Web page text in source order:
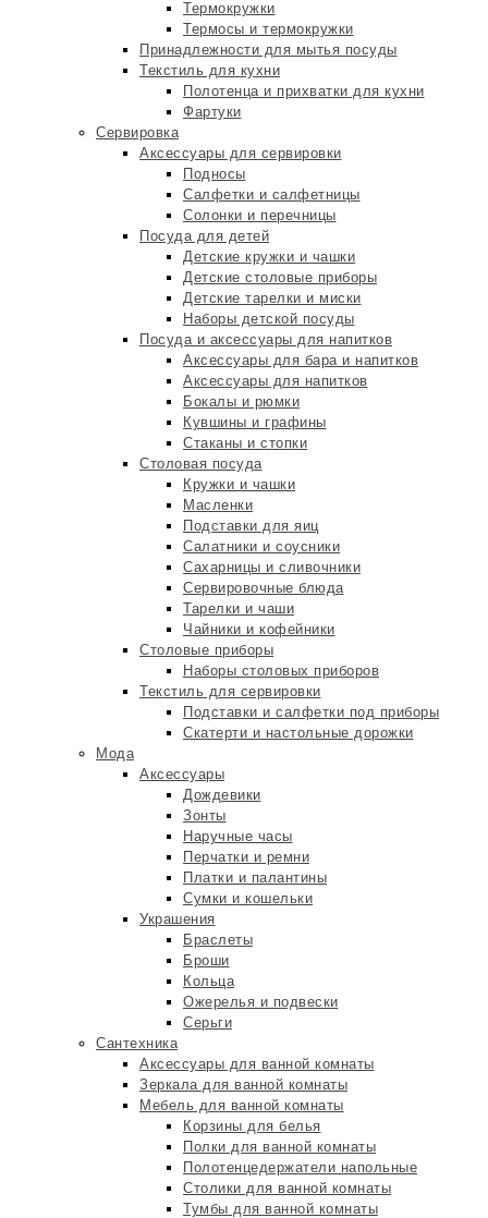
Термокружки
Термосы и термокружки
Принадлежности для мытья посуды
Текстиль для кухни
Полотенца и прихватки для кухни
Фартуки
Сервировка
Аксессуары для сервировки
Подносы
Салфетки и салфетницы
Солонки и перечницы
Посуда для детей
Детские кружки и чашки
Детские столовые приборы
Детские тарелки и миски
Наборы детской посуды
Посуда и аксессуары для напитков
Аксессуары для бара и напитков
Аксессуары для напитков
Бокалы и рюмки
Кувшины и графины
Стаканы и стопки
Столовая посуда
Кружки и чашки
Масленки
Подставки для яиц
Салатники и соусники
Сахарницы и сливочники
Сервировочные блюда
Тарелки и чаши
Чайники и кофейники
Столовые приборы
Наборы столовых приборов
Текстиль для сервировки
Подставки и салфетки под приборы
Скатерти и настольные дорожки
Мода
Аксессуары
Дождевики
Зонты
Наручные часы
Перчатки и ремни
Платки и палантины
Сумки и кошельки
Украшения
Браслеты
Броши
Кольца
Ожерелья и подвески
Серьги
Сантехника
Аксессуары для ванной комнаты
Зеркала для ванной комнаты
Мебель для ванной комнаты
Корзины для белья
Полки для ванной комнаты
Полотенцедержатели напольные
Столики для ванной комнаты
Тумбы для ванной комнаты